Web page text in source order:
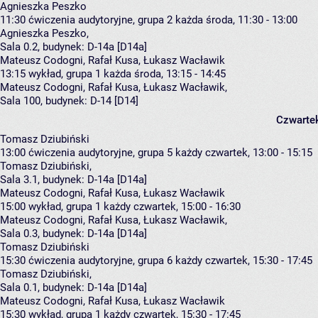
Agnieszka Peszko
11:30 ćwiczenia audytoryjne, grupa 2 każda środa, 11:30 - 13:00
Agnieszka Peszko,
Sala 0.2, budynek: D-14a [D14a]
Mateusz Codogni, Rafał Kusa, Łukasz Wacławik
13:15 wykład, grupa 1 każda środa, 13:15 - 14:45
Mateusz Codogni, Rafał Kusa, Łukasz Wacławik,
Sala 100, budynek: D-14 [D14]
Tomasz Dziubiński
13:00 ćwiczenia audytoryjne, grupa 5 każdy czwartek, 13:00 - 15:15
Tomasz Dziubiński,
Sala 3.1, budynek: D-14a [D14a]
Mateusz Codogni, Rafał Kusa, Łukasz Wacławik
15:00 wykład, grupa 1 każdy czwartek, 15:00 - 16:30
Mateusz Codogni, Rafał Kusa, Łukasz Wacławik,
Sala 0.3, budynek: D-14a [D14a]
Tomasz Dziubiński
15:30 ćwiczenia audytoryjne, grupa 6 każdy czwartek, 15:30 - 17:45
Tomasz Dziubiński,
Sala 0.1, budynek: D-14a [D14a]
Mateusz Codogni, Rafał Kusa, Łukasz Wacławik
15:30 wykład, grupa 1 każdy czwartek, 15:30 - 17:45